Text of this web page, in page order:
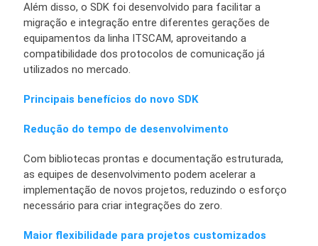
Além disso, o SDK foi desenvolvido para facilitar a
migração e integração entre diferentes gerações de
equipamentos da linha ITSCAM, aproveitando a
compatibilidade dos protocolos de comunicação já
utilizados no mercado.
Principais benefícios do novo SDK
Redução do tempo de desenvolvimento
Com bibliotecas prontas e documentação estruturada,
as equipes de desenvolvimento podem acelerar a
implementação de novos projetos, reduzindo o esforço
necessário para criar integrações do zero.
Maior flexibilidade para projetos customizados